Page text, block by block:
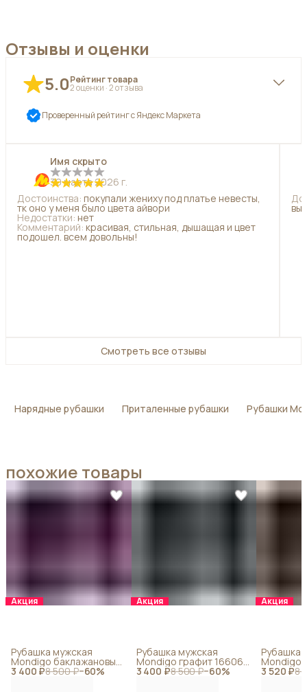
Отзывы и оценки
5.0Рейтинг товара
2оценки ·2отзыва
Проверенный рейтинг с Яндекс Маркета
звезды
звезды
2звезды
1 звезда
Имя скрыто
30 марта 2026 г.
Достоинства: покупали жениху под платье невесты,
тк оно у меня было цвета айвори
Недостатки: нет
Комментарий: красивая, стильная, дышащая и цвет
подошел. всем довольны!
Смотреть все отзывы
Нарядные рубашки Приталенные рубашки Рубашки
похожие товары
Акция
3 400 ₽8 500 ₽−60%
Рубашка мужская
Mondigo баклажановый
16611-77
Акция
3 400 ₽8 500 ₽−60%
Рубашка мужская
Mondigo графит 16606-
14
Акция
3 520 ₽8
Рубашка
Mondigo
16605-49